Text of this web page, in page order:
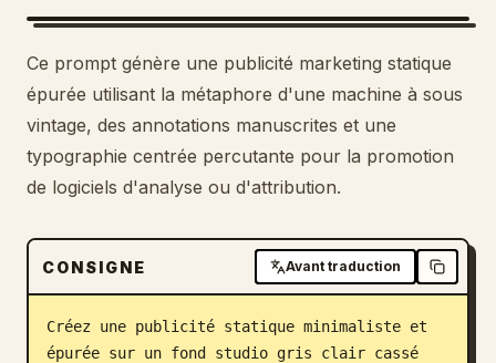
Invites
Tarifs
Télécharger
Blog
Mises à jour
Ce prompt génère une publicité marketing statique
épurée utilisant la métaphore d'une machine à sous
vintage, des annotations manuscrites et une
typographie centrée percutante pour la promotion
de logiciels d'analyse ou d'attribution.
CONSIGNE Avant traduction
Créez une publicité statique minimaliste et
épurée sur un fond studio gris clair cassé